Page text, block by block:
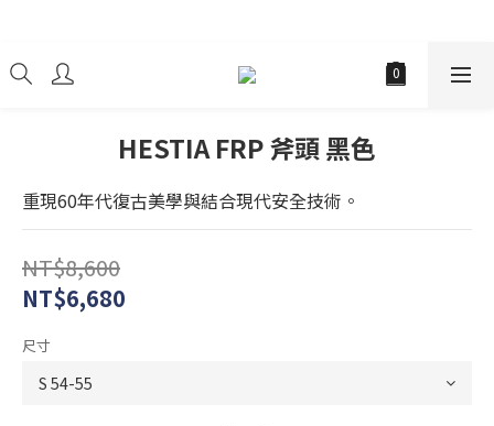
HESTIA FRP 斧頭 黑色
重現60年代復古美學與結合現代安全技術。
NT$8,600
NT$6,680
尺寸